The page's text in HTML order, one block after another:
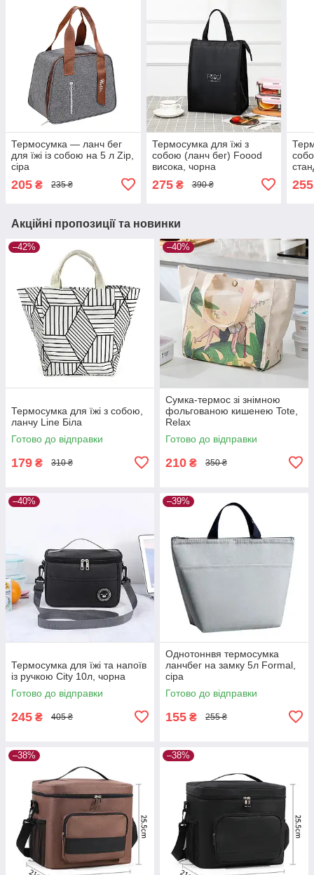
Термосумка — ланч бег
для їжі із собою на 5 л Zip,
сіра
205 ₴ 235 ₴
Термосумка для їжі з
собою (ланч бег) Foood
висока, чорна
275₴ 390 ₴ 255
Акційні пропозиції та новинки
–42%
Термосумка для їжі з собою,
ланчу Line Біла
Готово до відправки
179 ₴ 310 ₴
–40%
Сумка-термос зі знімною
фольгованою кишенею Tote,
Relax
Готово до відправки
210 ₴ 350 ₴
–40%
Термосумка для їжі та напоїв
із ручкою City 10л, чорна
Готово до відправки
245 ₴ 405 ₴
–39%
Однотоннвя термосумка
ланчбег на замку 5л Formal,
сіра
Готово до відправки
155 ₴ 255 ₴
–38% –38%